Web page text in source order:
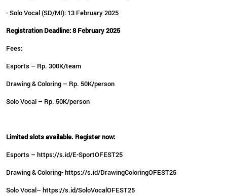
- Solo Vocal (SD/MI): 13 February 2025
Registration Deadline: 8 February 2025
Fees:
Esports – Rp. 300K/team
Drawing & Coloring – Rp. 50K/person
Solo Vocal – Rp. 50K/person
Limited slots available. Register now:
Esports – https://s.id/E-SportOFEST25
Drawing & Coloring- https://s.id/DrawingColoringOFEST25
Solo Vocal– https://s.id/SoloVocalOFEST25